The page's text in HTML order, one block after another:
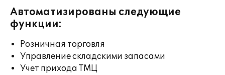
Автоматизированы следующие
функции:
Розничная торговля
Управление складскими запасами
Учет прихода ТМЦ